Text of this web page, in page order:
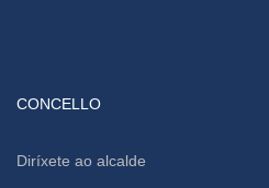
CONCELLO
Diríxete ao alcalde